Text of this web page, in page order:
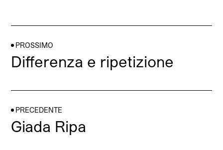
PROSSIMO
Differenza e ripetizione
PRECEDENTE
Giada Ripa